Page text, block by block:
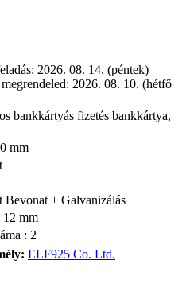
2026. 08. 14. (péntek)
2026. 08. 10. (hétfő
bankkártya,
mm
Bevonat + Galvanizálás
12 mm
: 2
ELF925 Co. Ltd.